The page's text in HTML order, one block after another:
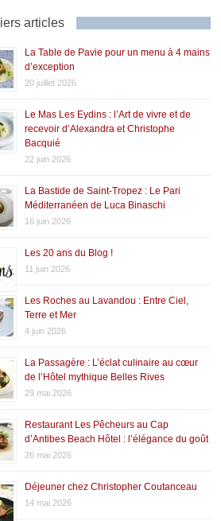
articles
La Table de Pavie pour un menu à 4 mains
d’exception
20 juillet 2026
Le Mas Les Eydins : l’Art de vivre et de
recevoir d’Alexandra et Christophe
Bacquié
22 juin 2026
La Bastide de Saint-Tropez : Le Pari
Méditerranéen de Luca Binaschi
16 juin 2026
Les 20 ans du Blog !
11 juin 2026
Les Roches au Lavandou : Entre Ciel,
Terre et Mer
4 juin 2026
La Passagère : L’éclat culinaire au cœur
de l’Hôtel mythique Belles Rives
29 mai 2026
Restaurant Les Pêcheurs au Cap
d’Antibes Beach Hôtel : l’élégance du goût
26 mai 2026
Déjeuner chez Christopher Coutanceau
14 mai 2026